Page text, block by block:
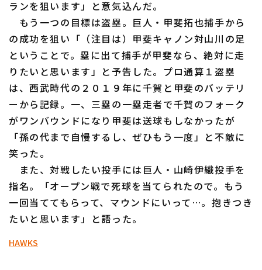
ファーム東地区
ファーム中地区
ファーム西地区
交流戦
選手名鑑トップ
北海道日本ハムファイターズ
東北楽天ゴールデンイーグルス
埼玉西武ライオンズ
千葉ロッテマリーンズ
オリックス・バファローズ
福岡ソフトバンクホークス
ニュース
設定
ランを狙います」と意気込んだ。
もう一つの目標は盗塁。巨人・甲斐拓也捕手から
の成功を狙い「（注目は）甲斐キャノン対山川の足
ということで。塁に出て捕手が甲斐なら、絶対に走
りたいと思います」と予告した。プロ通算１盗塁
は、西武時代の２０１９年に千賀と甲斐のバッテリ
ーから記録。一、三塁の一塁走者で千賀のフォーク
がワンバウンドになり甲斐は送球もしなかったが
「孫の代まで自慢するし、ぜひもう一度」と不敵に
笑った。
また、対戦したい投手には巨人・山崎伊織投手を
指名。「オープン戦で死球を当てられたので。もう
一回当ててもらって、マウンドにいって…。抱きつき
たいと思います」と語った。
HAWKS